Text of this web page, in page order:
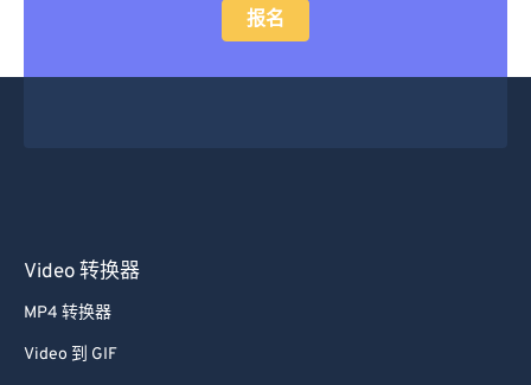
报名
Video 转换器
MP4 转换器
Video 到 GIF